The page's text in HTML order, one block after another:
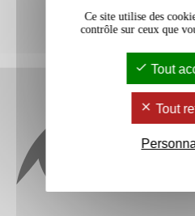
Ce site utilise des
contrôle sur ceux que
Tout
Tout